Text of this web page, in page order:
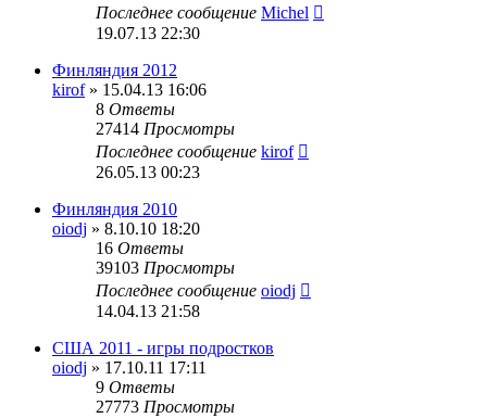
Последнее сообщение Michel
19.07.13 22:30
Финляндия 2012
kirof» 15.04.13 16:06
8 Ответы
27414 Просмотры
Последнее сообщение kirof
26.05.13 00:23
Финляндия 2010
oiodj » 8.10.10 18:20
16 Ответы
39103 Просмотры
Последнее сообщение oiodj
14.04.13 21:58
США 2011 - игры подростков
oiodj » 17.10.11 17:11
9 Ответы
27773 Просмотры